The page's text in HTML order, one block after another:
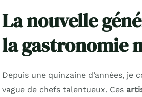
La nouvelle
la gastronomie
Depuis une quinzaine d’années, je
vague de chefs talentueux. Ces